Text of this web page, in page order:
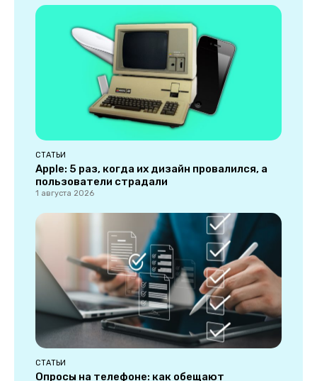
СТАТЬИ
Apple: 5 раз, когда их дизайн провалился, а
пользователи страдали
1 августа 2026
СТАТЬИ
Опросы на телефоне: как обещают